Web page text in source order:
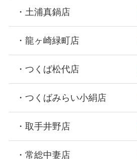
・土浦真鍋店
・龍ヶ崎緑町店
・つくば松代店
・つくばみらい小絹店
・取手井野店
・常総中妻店